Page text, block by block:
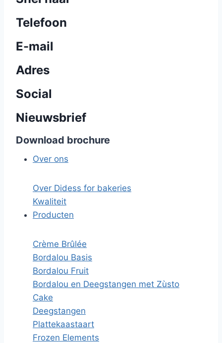
Telefoon
E-mail
Adres
Social
Nieuwsbrief
Download brochure
Over ons
Over Didess for bakeries
Kwaliteit
Producten
Crème Brûlée
Bordalou Basis
Bordalou Fruit
Bordalou en Deegstangen met Zùsto
Cake
Deegstangen
Plattekaastaart
Frozen Elements